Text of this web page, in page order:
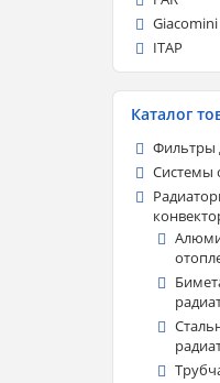
Giacomini
ITAP
Каталог
Фильтры
Системы